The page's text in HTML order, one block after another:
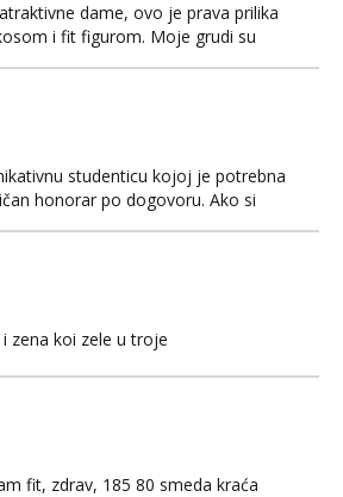
dame, ovo je prava prilika
i fit figurom. Moje grudi su
studenticu kojoj je potrebna
honorar po dogovoru. Ako si
zena koi zele u troje
fit, zdrav, 185 80 smeda kraća